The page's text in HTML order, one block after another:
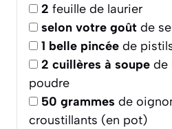
2 feuille de laurier
selon votre goût de
1 belle pincée de
2 cuillères à soupe de
poudre
50 grammes de
croustillants (en pot)